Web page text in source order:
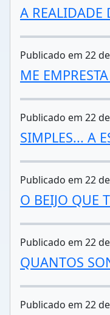
A REALIDADE
Publicado em 22
ME
Publicado em 22
SIMPLES... A
Publicado em 22
O BEIJO QUE
Publicado em 22
QUANTOS
Publicado em 22